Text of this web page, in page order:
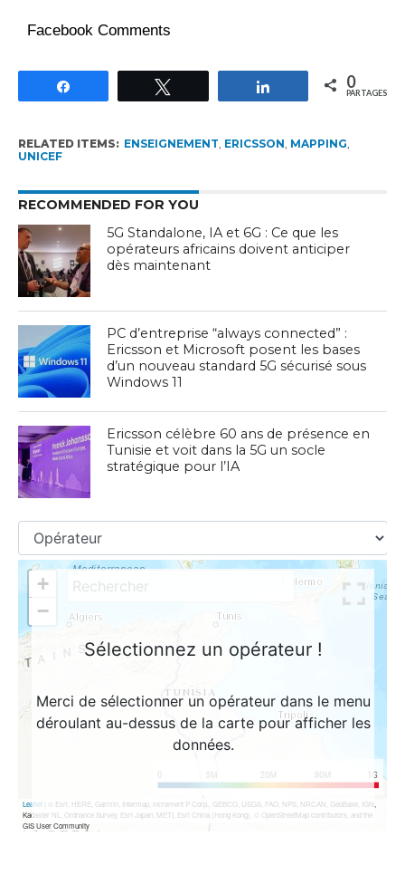
Facebook Comments
Partagez 0
PARTAGES
RELATED ITEMS: ENSEIGNEMENT, ERICSSON, MAPPING,
UNICEF
RECOMMENDED FOR YOU
5G Standalone, IA et 6G : Ce que les
opérateurs africains doivent anticiper
dès maintenant
PC d’entreprise “always connected” :
Ericsson et Microsoft posent les bases
d’un nouveau standard 5G sécurisé sous
Windows 11
Ericsson célèbre 60 ans de présence en
Tunisie et voit dans la 5G un socle
stratégique pour l’IA